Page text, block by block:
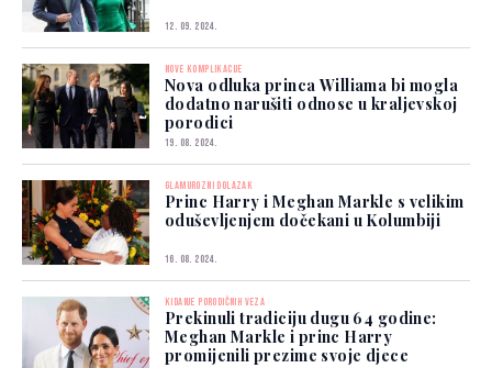
12. 09. 2024.
NOVE KOMPLIKACIJE
Nova odluka princa Williama bi mogla
dodatno narušiti odnose u kraljevskoj
porodici
19. 08. 2024.
GLAMUROZNI DOLAZAK
Princ Harry i Meghan Markle s velikim
oduševljenjem dočekani u Kolumbiji
16. 08. 2024.
KIDANJE PORODIČNIH VEZA
Prekinuli tradiciju dugu 64 godine:
Meghan Markle i princ Harry
promijenili prezime svoje djece